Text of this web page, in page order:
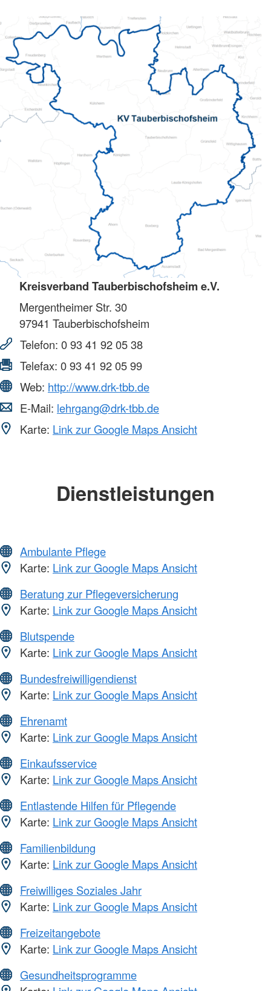
Kreisverband Tauberbischofsheim e.V.
Mergentheimer Str. 30
97941 Tauberbischofsheim
Telefon: 0 93 41 92 05 38
Telefax: 0 93 41 92 05 99
Web: http://www.drk-tbb.de
E-Mail: lehrgang@drk-tbb.de
Karte: Link zur Google Maps Ansicht
Dienstleistungen
Ambulante Pflege
Karte: Link zur Google Maps Ansicht
Beratung zur Pflegeversicherung
Karte: Link zur Google Maps Ansicht
Blutspende
Karte: Link zur Google Maps Ansicht
Bundesfreiwilligendienst
Karte: Link zur Google Maps Ansicht
Ehrenamt
Karte: Link zur Google Maps Ansicht
Einkaufsservice
Karte: Link zur Google Maps Ansicht
Entlastende Hilfen für Pflegende
Karte: Link zur Google Maps Ansicht
Familienbildung
Karte: Link zur Google Maps Ansicht
Freiwilliges Soziales Jahr
Karte: Link zur Google Maps Ansicht
Freizeitangebote
Karte: Link zur Google Maps Ansicht
Gesundheitsprogramme